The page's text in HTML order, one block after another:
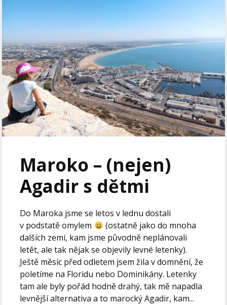
Maroko – (nejen)
Agadir s dětmi
Do Maroka jsme se letos v lednu dostali
v podstatě omylem
(ostatně jako do mnoha
dalších zemí, kam jsme původně neplánovali
letět, ale tak nějak se objevily levné letenky).
Ještě měsíc před odletem jsem žila v domnění, že
poletíme na Floridu nebo Dominikány. Letenky
tam ale byly pořád hodně drahý, tak mě napadla
levnější alternativa a to marocký Agadir, kam...